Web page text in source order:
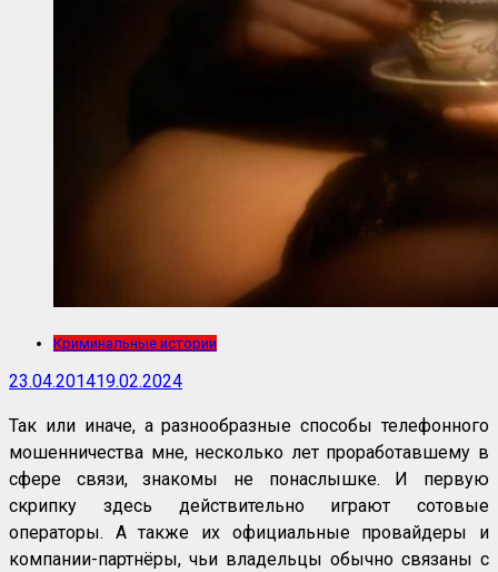
Криминальные истории
23.04.201419.02.2024
Так или иначе, а разнообразные способы телефонного
мошенничества мне, несколько лет проработавшему в
сфере связи, знакомы не понаслышке. И первую
скрипку здесь действительно играют сотовые
операторы. А также их официальные провайдеры и
компании-партнёры, чьи владельцы обычно связаны с